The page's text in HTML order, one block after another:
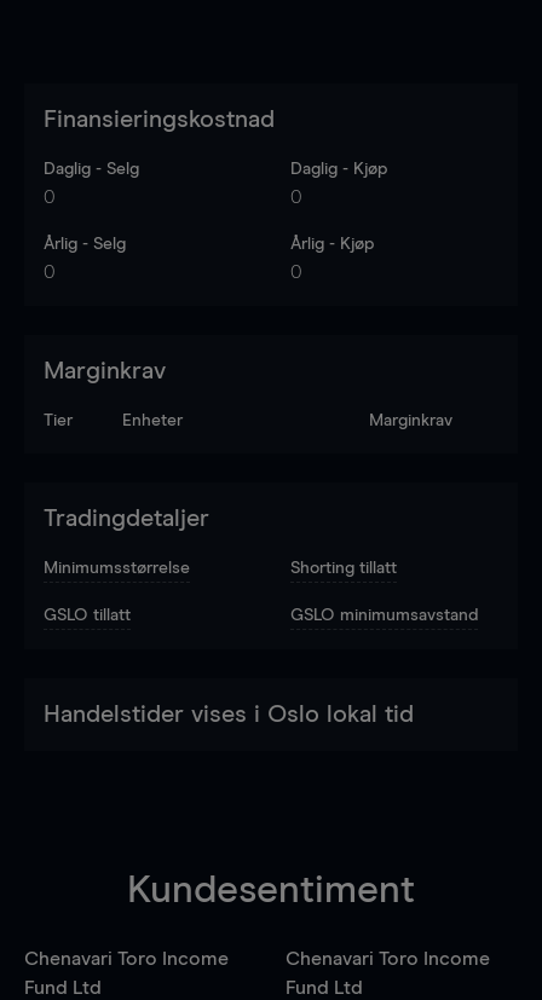
Finansieringskostnad
Daglig - Selg
0
Daglig - Kjøp
0
Årlig - Selg
0
Årlig - Kjøp
0
Marginkrav
Tier Enheter Marginkrav
Tradingdetaljer
Minimumsstørrelse Shorting tillatt
GSLO tillatt GSLO minimumsavstand
Handelstider vises i Oslo lokal tid
Kundesentiment
Chenavari Toro Income
Fund Ltd
Chenavari Toro Income
Fund Ltd